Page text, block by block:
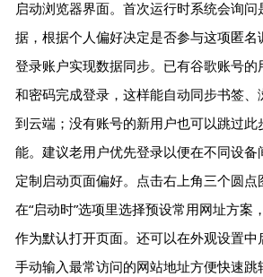
启动浏览器界面。首次运行时系统会询
据，根据个人偏好决定是否参与这项匿名
登录账户实现数据同步。已有谷歌账号的
和密码完成登录，这样能自动同步书签、
到云端；没有账号的新用户也可以跳过此
能。建议老用户优先登录以便在不同设备
定制启动页面偏好。点击右上角三个圆点
在“启动时”选项里选择预设常用网址方案
作为默认打开页面。还可以在外观设置中
手动输入最常访问的网站地址方便快速跳